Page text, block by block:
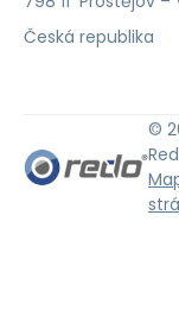
Česká republika
©